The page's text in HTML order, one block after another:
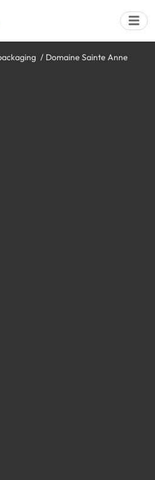
Domaine Sainte Anne